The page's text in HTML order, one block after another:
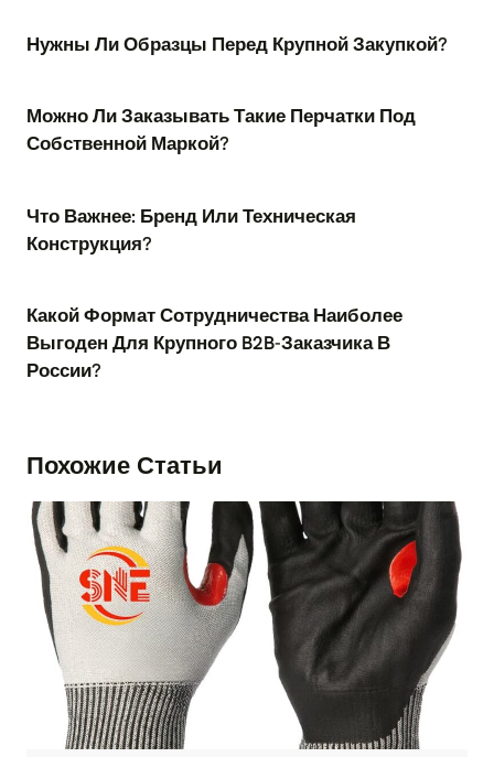
Нужны Ли Образцы Перед Крупной Закупкой?
Можно Ли Заказывать Такие Перчатки Под
Собственной Маркой?
Что Важнее: Бренд Или Техническая
Конструкция?
Какой Формат Сотрудничества Наиболее
Выгоден Для Крупного B2B-Заказчика В
России?
Похожие Статьи